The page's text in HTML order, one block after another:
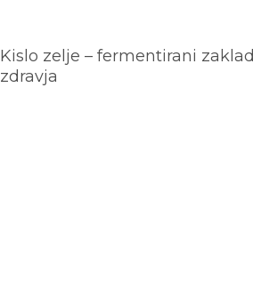
Kislo zelje – fermentirani zaklad
zdravja